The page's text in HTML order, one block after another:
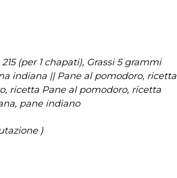
(per 1 chapati), Grassi 5 grammi
indiana|| Pane al pomodoro, ricetta
ricetta Pane al pomodoro, ricetta
pane indiano
)